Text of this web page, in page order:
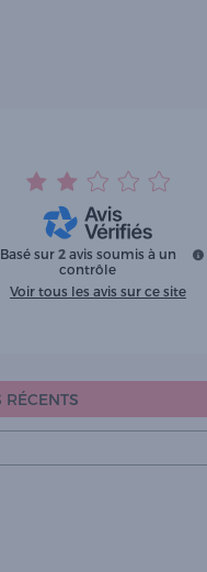
Basé sur 2 avis soumis à un
contrôle
Voir tous les avis sur ce site